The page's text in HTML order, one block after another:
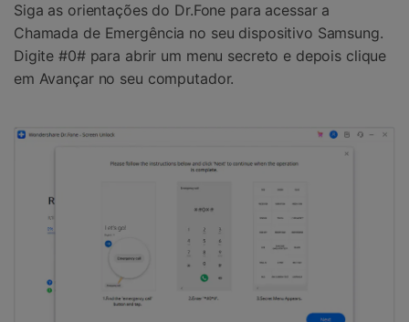
Siga as orientações do Dr.Fone para acessar a
Chamada de Emergência no seu dispositivo Samsung.
Digite #0# para abrir um menu secreto e depois clique
em Avançar no seu computador.